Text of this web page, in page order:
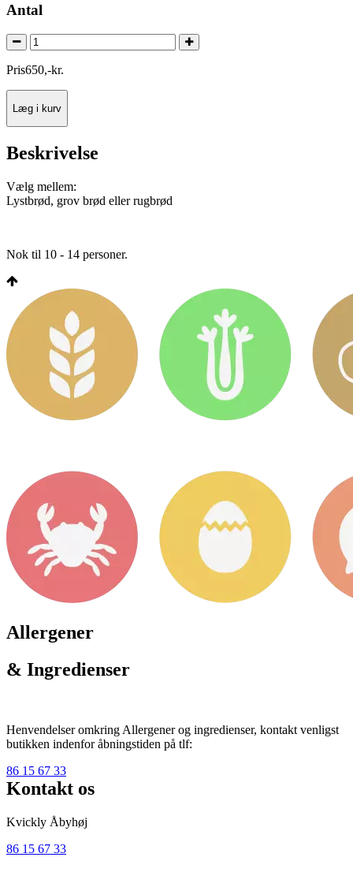
Antal
Pris650,-kr.
Læg i kurv
Beskrivelse
Vælg mellem:
Lystbrød, grov brød eller rugbrød
Nok til 10 - 14 personer.
Allergener
& Ingredienser
Henvendelser omkring Allergener og ingredienser, kontakt venligst
butikken indenfor åbningstiden på tlf:
86 15 67 33
Kontakt os
Kvickly Åbyhøj
86 15 67 33